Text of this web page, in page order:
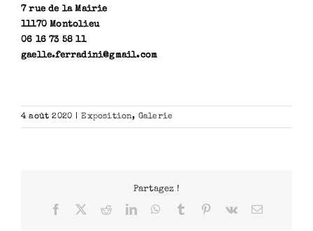
7 rue de la Mairie
11170 Montolieu
06 16 73 58 11
gaelle.ferradini@gmail.com
4 août 2020 | Exposition, Galerie
Partagez !
Facebook RedditLinkedInWhatsApp
Tumblr Pinterest
Vk Email